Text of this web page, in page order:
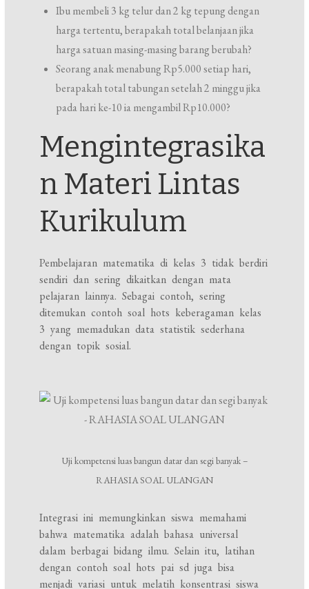
Ibu membeli 3 kg telur dan 2 kg tepung dengan
harga tertentu, berapakah total belanjaan jika
harga satuan masing-masing barang berubah?
Seorang anak menabung Rp5.000 setiap hari,
berapakah total tabungan setelah 2 minggu jika
pada hari ke-10 ia mengambil Rp10.000?
Mengintegrasika
n Materi Lintas
Kurikulum
Pembelajaran matematika di kelas 3 tidak berdiri
sendiri dan sering dikaitkan dengan mata
pelajaran lainnya. Sebagai contoh, sering
ditemukan contoh soal hots keberagaman kelas
3 yang memadukan data statistik sederhana
dengan topik sosial.
Uji kompetensi luas bangun datar dan segi banyak –
RAHASIA SOAL ULANGAN
Integrasi ini memungkinkan siswa memahami
bahwa matematika adalah bahasa universal
dalam berbagai bidang ilmu. Selain itu, latihan
dengan contoh soal hots pai sd juga bisa
menjadi variasi untuk melatih konsentrasi siswa